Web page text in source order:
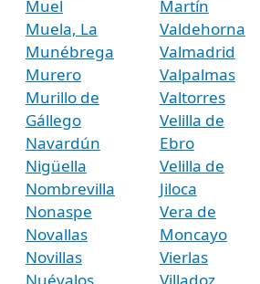
Muel
Muela, La
Munébrega
Murero
Murillo de
Gállego
Navardún
Nigüella
Nombrevilla
Nonaspe
Novallas
Novillas
Nuévalos
Martín
Valdehorna
Valmadrid
Valpalmas
Valtorres
Velilla de
Ebro
Velilla de
Jiloca
Vera de
Moncayo
Vierlas
Villadoz